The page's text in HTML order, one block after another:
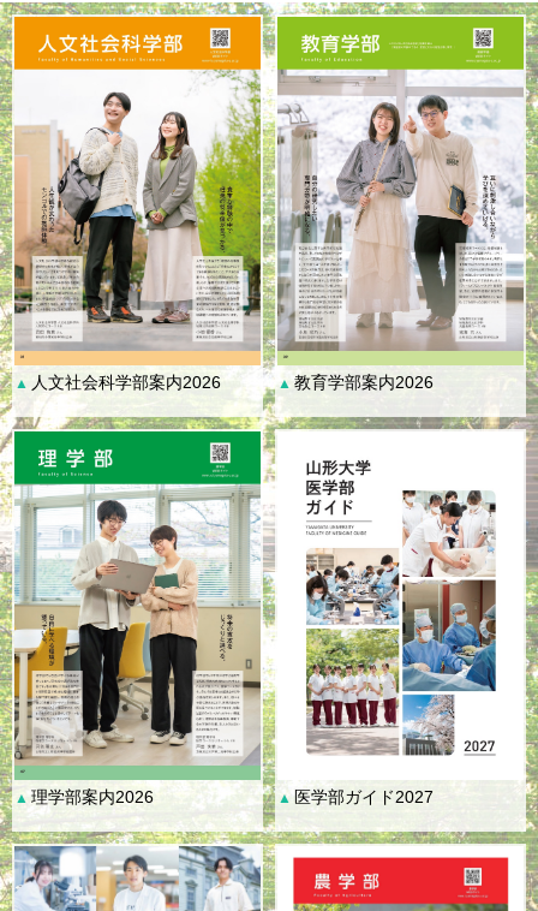
▲ 人文社会科学部案内2026 ▲ 教育学部案内2026
▲理学部案内2026 ▲ 医学部ガイド2027